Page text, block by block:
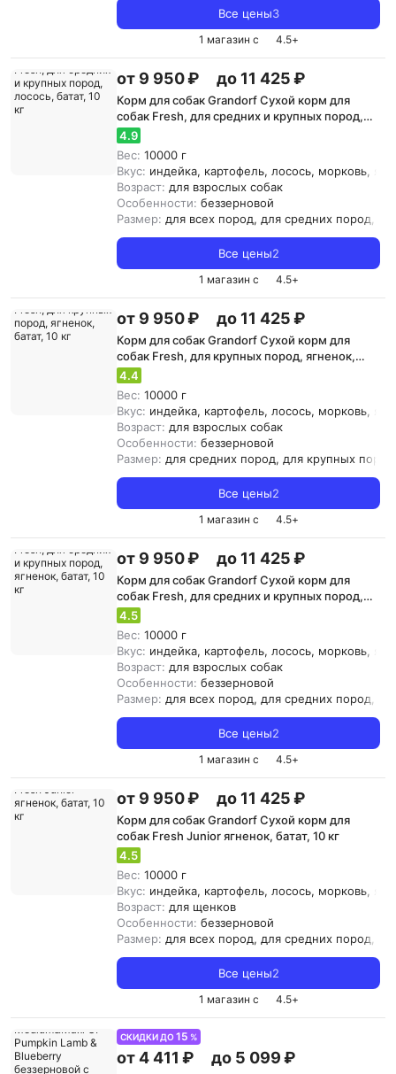
Все цены3
1 магазин с 4.5+
от 9 950 ₽ до 11 425 ₽
Корм для собак Grandorf Сухой корм для
собак Fresh, для средних и крупных пород,
лосось, батат, 10 кг
4.9
Вес: 10000 г
Вкус: индейка, картофель, лосось, морковь,
Возраст: для взрослых собак
Особенности: беззерновой
Размер: для всех пород, для средних пород,
Все цены2
1 магазин с 4.5+
от 9 950 ₽ до 11 425 ₽
Корм для собак Grandorf Сухой корм для
собак Fresh, для крупных пород, ягненок,
батат, 10 кг
4.4
Вес: 10000 г
Вкус: индейка, картофель, лосось, морковь,
Возраст: для взрослых собак
Особенности: беззерновой
Размер: для средних пород, для крупных пород
Все цены2
1 магазин с 4.5+
от 9 950 ₽ до 11 425 ₽
Корм для собак Grandorf Сухой корм для
собак Fresh, для средних и крупных пород,
ягненок, батат, 10 кг
4.5
Вес: 10000 г
Вкус: индейка, картофель, лосось, морковь,
Возраст: для взрослых собак
Особенности: беззерновой
Размер: для всех пород, для средних пород,
Все цены2
1 магазин с 4.5+
от 9 950 ₽ до 11 425 ₽
Корм для собак Grandorf Сухой корм для
собак Fresh Junior ягненок, батат, 10 кг
4.5
Вес: 10000 г
Вкус: индейка, картофель, лосось, морковь,
Возраст: для щенков
Особенности: беззерновой
Размер: для всех пород, для средних пород,
Все цены2
1 магазин с 4.5+
СКИДКИ ДО15 %
от 4 411 ₽ до 5 099 ₽